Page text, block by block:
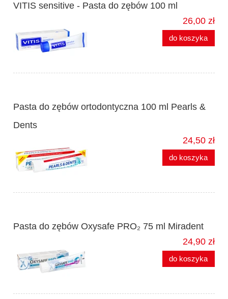
VITIS sensitive - Pasta do zębów 100 ml
26,00 zł
do koszyka
Pasta do zębów ortodontyczna 100 ml Pearls &
Dents
24,50 zł
do koszyka
Pasta do zębów Oxysafe PRO₂ 75 ml Miradent
24,90 zł
do koszyka